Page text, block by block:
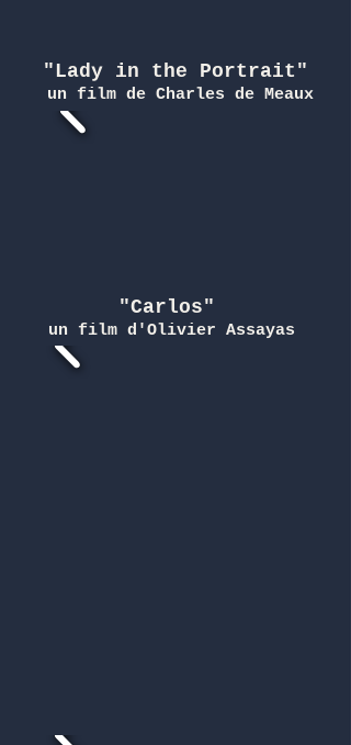
"Lady in the Portrait"
un film de Charles de Meaux
"Carlos"
un film d'Olivier Assayas